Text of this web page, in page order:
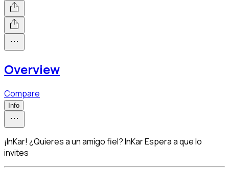
Overview
Compare
Info
¡InKar! ¿Quieres a un amigo fiel? InKar Espera a que lo
invites